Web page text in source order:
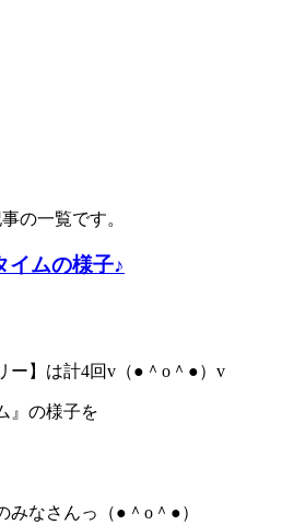
の一覧です。
イムの様子♪
ー】は計4回v（●＾o＾●）v
』の様子を
みなさんっ（●＾o＾●）